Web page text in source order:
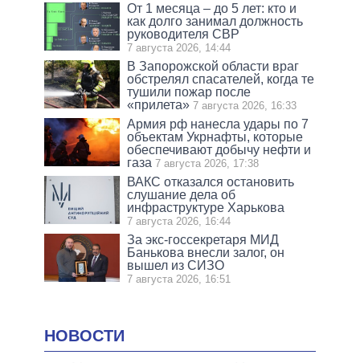
От 1 месяца – до 5 лет: кто и
как долго занимал должность
руководителя СВР
7 августа 2026, 14:44
В Запорожской области враг
обстрелял спасателей, когда те
тушили пожар после
«прилета» 7 августа 2026, 16:33
Армия рф нанесла удары по 7
объектам Укрнафты, которые
обеспечивают добычу нефти и
газа 7 августа 2026, 17:38
ВАКС отказался остановить
слушание дела об
инфраструктуре Харькова
7 августа 2026, 16:44
За экс-госсекретаря МИД
Банькова внесли залог, он
вышел из СИЗО
7 августа 2026, 16:51
НОВОСТИ